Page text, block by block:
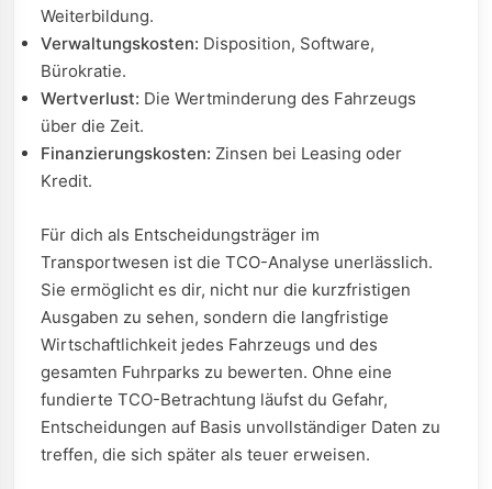
Weiterbildung.
Verwaltungskosten: Disposition, Software,
Bürokratie.
Wertverlust: Die Wertminderung des Fahrzeugs
über die Zeit.
Finanzierungskosten: Zinsen bei Leasing oder
Kredit.
Für dich als Entscheidungsträger im
Transportwesen ist die TCO-Analyse unerlässlich.
Sie ermöglicht es dir, nicht nur die kurzfristigen
Ausgaben zu sehen, sondern die langfristige
Wirtschaftlichkeit jedes Fahrzeugs und des
gesamten Fuhrparks zu bewerten. Ohne eine
fundierte TCO-Betrachtung läufst du Gefahr,
Entscheidungen auf Basis unvollständiger Daten zu
treffen, die sich später als teuer erweisen.